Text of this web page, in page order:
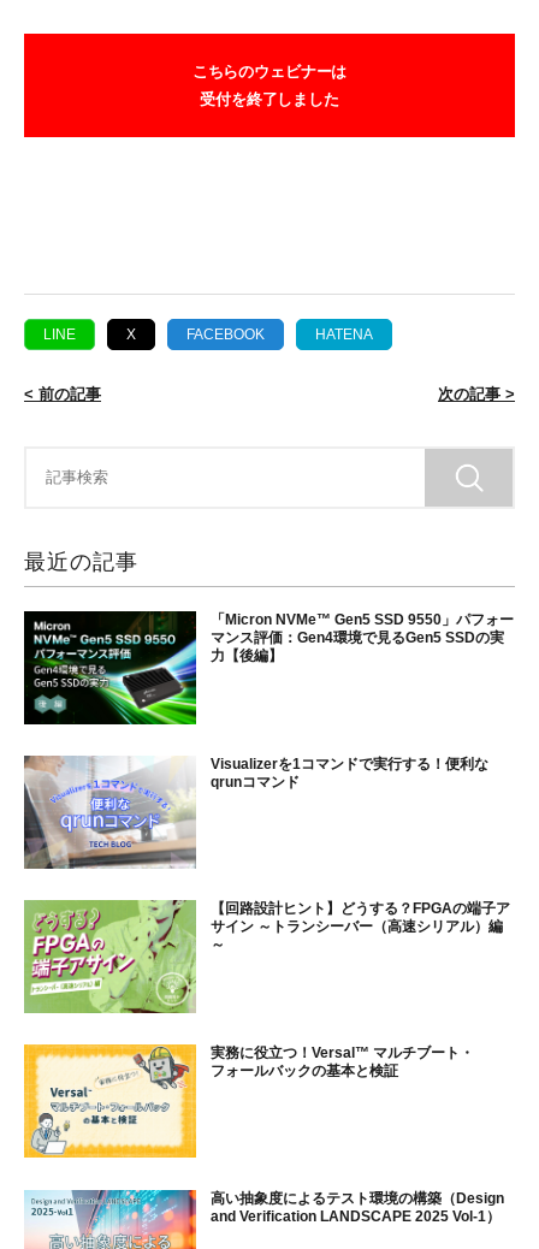
こちらのウェビナーは
受付を終了しました
LINE X FACEBOOK HATENA
< 前の記事 次の記事 >
最近の記事
「Micron NVMe™ Gen5 SSD 9550」パフォー
マンス評価：Gen4環境で見るGen5 SSDの実
力【後編】
Visualizerを1コマンドで実行する！便利な
qrunコマンド
【回路設計ヒント】どうする？FPGAの端子ア
サイン ～トランシーバー（高速シリアル）編
～
実務に役立つ！Versal™ マルチブート・
フォールバックの基本と検証
高い抽象度によるテスト環境の構築（Design
and Verification LANDSCAPE 2025 Vol-1）